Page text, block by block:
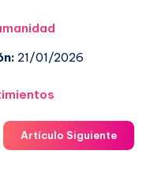
21/01/2026
Artículo Siguiente